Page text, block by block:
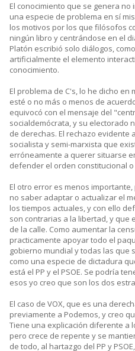
El conocimiento que se genera
una especie de problema en sí
los motivos por los que filósofos
ningún libro y centrándose en el
Platón escribió solo diálogos,
artificialmente el elemento
conocimiento.
El problema de C's, lo he dicho
esté o no más o menos de
equivocó con el mensaje del
socialdemócrata, y su electorado
de derechas. El rechazo evidente
socialista y semi-marxista que
erróneamente a querer situarse
defender el orden constitucional
El otro error es menos
no saber adaptar o actualizar el
los tiempos actuales, y con ello
son contrarias a la libertad, y que
de la calle. Como aumentar la
practicamente apoyar todo el
gobierno mundial y todas las que
como una especie de dictadura
está el PP y el PSOE. Se podría
esos yo creo que son los dos
El caso de VOX, que es una
previamente a Podemos, y creo
Tiene una explicación diferente a
pero crece de repente y se
de todo, al hartazgo del PP y